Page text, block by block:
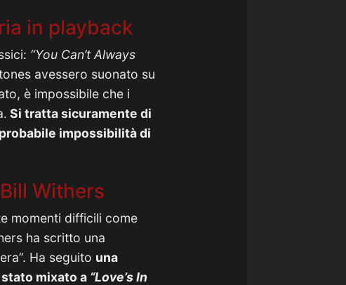
in playback
“You Can’t Always
avessero suonato su
è impossibile che i
Si tratta sicuramente di
impossibilità di
Withers
momenti difficili come
ha scritto una
Ha seguito una
mixato a “Love’s In